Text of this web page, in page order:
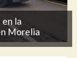
la
Morelia